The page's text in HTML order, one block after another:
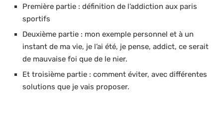
Première partie : définition de l’addiction aux paris
sportifs
Deuxième partie : mon exemple personnel et à un
instant de ma vie, je l’ai été, je pense, addict, ce serait
de mauvaise foi que de le nier.
Et troisième partie : comment éviter, avec différentes
solutions que je vais proposer.